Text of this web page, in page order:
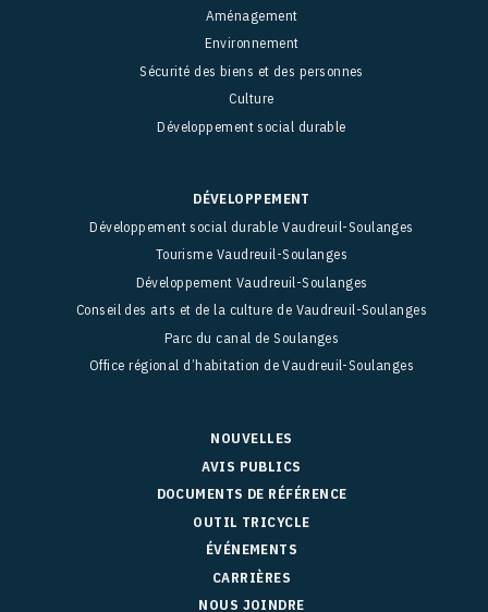
Aménagement
Environnement
Sécurité des biens et des personnes
Culture
Développement social durable
DÉVELOPPEMENT
Développement social durable Vaudreuil-Soulanges
Tourisme Vaudreuil-Soulanges
Développement Vaudreuil-Soulanges
Conseil des arts et de la culture de Vaudreuil-Soulanges
Parc du canal de Soulanges
Office régional d’habitation de Vaudreuil-Soulanges
NOUVELLES
AVIS PUBLICS
DOCUMENTS DE RÉFÉRENCE
OUTIL TRICYCLE
ÉVÉNEMENTS
CARRIÈRES
NOUS JOINDRE